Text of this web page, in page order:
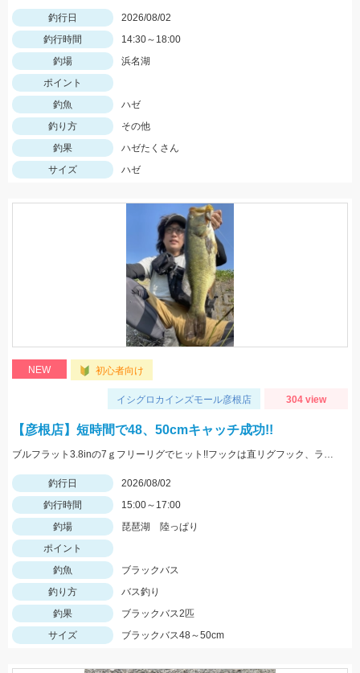
釣行日
2026/08/02
釣行時間
14:30～18:00
釣場
浜名湖
ポイント
釣魚
ハゼ
釣り方
その他
釣果
ハゼたくさん
サイズ
ハゼ
NEW 初心者向け
イシグロカインズモール彦根店 304 view
【彦根店】短時間で48、50cmキャッチ成功!!
ブルフラット3.8inの7ｇフリーリグでヒット!!フックは直リグフック、ラインはツリノフロロがオススメです!!カバー撃ちが熱い時期になってきましたよ♪
釣行日
2026/08/02
釣行時間
15:00～17:00
釣場
琵琶湖 陸っぱり
ポイント
釣魚
ブラックバス
釣り方
バス釣り
釣果
ブラックバス2匹
サイズ
ブラックバス48～50cm